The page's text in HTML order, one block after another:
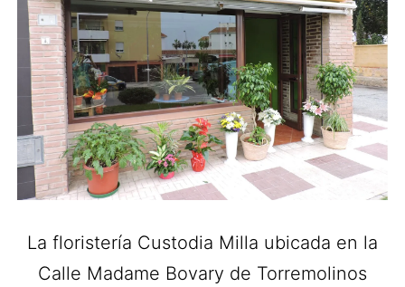
La floristería Custodia Milla ubicada en la
Calle Madame Bovary de Torremolinos